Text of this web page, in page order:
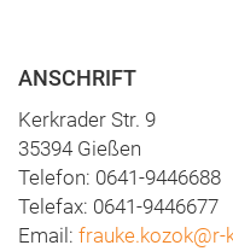
ANSCHRIFT
Kerkrader Str. 9
35394 Gießen
Telefon: 0641-9446688
Telefax: 0641-9446677
Email: frauke.kozok@r-